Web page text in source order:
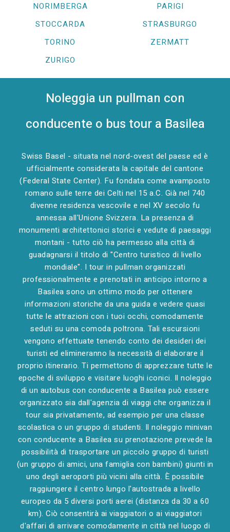
NORIMBERGA
PARIGI
STOCCARDA
STRASBURGO
TORINO
ZERMATT
ZURIGO
Noleggia un pullman con
conducente o bus tour a Basilea
Swiss Basel - situata nel nord-ovest del paese ed è
ufficialmente considerata la capitale del cantone
(Federal State Center). Fu fondata come avamposto
romano sulle terre dei Celti nel 15 a.C. Già nel 740
divenne residenza vescovile e nel XV secolo fu
annessa all'Unione Svizzera. La presenza di
monumenti architettonici storici e vedute di paesaggi
montani - tutto ciò ha permesso alla città di
guadagnarsi il titolo di "Centro turistico di livello
mondiale". I tour in pullman organizzati
professionalmente e prenotati in anticipo intorno a
Basilea sono un ottimo modo per ottenere
informazioni storiche da una guida e vedere quasi
tutte le attrazioni con i tuoi occhi, comodamente
seduti su una comoda poltrona. Tali escursioni
vengono effettuate tenendo conto dei desideri dei
turisti ed elimineranno la necessità di elaborare il
proprio itinerario. Ti permettono di apprezzare tutte le
epoche di sviluppo e visitare luoghi iconici. Il noleggio
di un autobus con conducente a Basilea può essere
organizzato sia dall'agenzia di viaggi che organizza il
tour sia privatamente, ad esempio per una classe
scolastica o un gruppo di studenti. Il noleggio minivan
con conducente a Basilea su prenotazione prevede la
possibilità di trasportare un piccolo gruppo di turisti
(un gruppo di amici, una famiglia con bambini) giunti in
uno degli aeroporti più vicini alla città. È possibile
raggiungere il centro lungo l'autostrada a livello
europeo da 5 diversi porti aerei (distanza da 30 a 60
km). Ciò consentirà ai viaggiatori o ai viaggiatori
d'affari di arrivare comodamente in città nel luogo di